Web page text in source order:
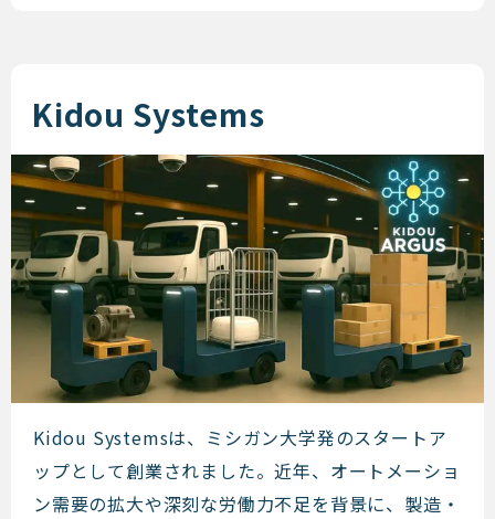
Kidou Systems
Kidou Systems
Kidou Systemsは、ミシガン大学発のスタートア
ップとして創業されました。近年、オートメーショ
ン需要の拡大や深刻な労働力不足を背景に、製造・